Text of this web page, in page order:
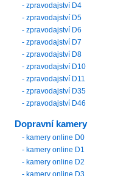
- zpravodajství D4
- zpravodajství D5
- zpravodajství D6
- zpravodajství D7
- zpravodajství D8
- zpravodajství D10
- zpravodajství D11
- zpravodajství D35
- zpravodajství D46
Dopravní kamery
- kamery online D0
- kamery online D1
- kamery online D2
- kamery online D3